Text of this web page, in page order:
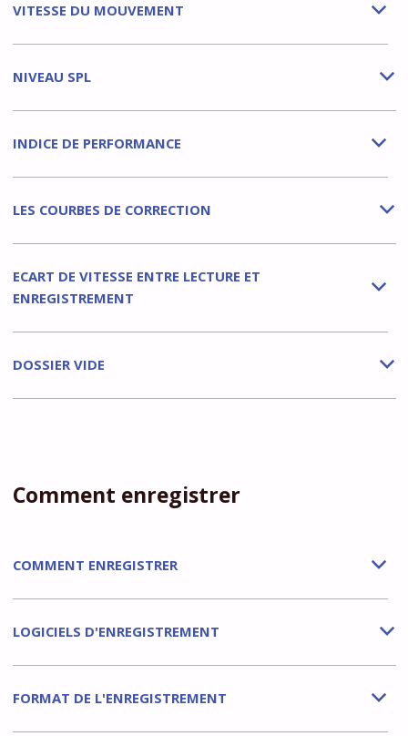
b
VITESSE DU MOUVEMENT
b
NIVEAU SPL
b
INDICE DE PERFORMANCE
b
LES COURBES DE CORRECTION
b
ECART DE VITESSE ENTRE LECTURE ET
ENREGISTREMENT
b
DOSSIER VIDE
Comment enregistrer
b
COMMENT ENREGISTRER
b
LOGICIELS D'ENREGISTREMENT
b
FORMAT DE L'ENREGISTREMENT